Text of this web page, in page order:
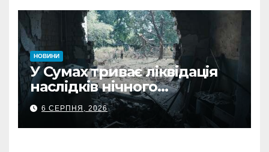
НОВИНИ
У Сумах триває ліквідація
наслідків нічного
масованого удару КАБами
6 СЕРПНЯ, 2026